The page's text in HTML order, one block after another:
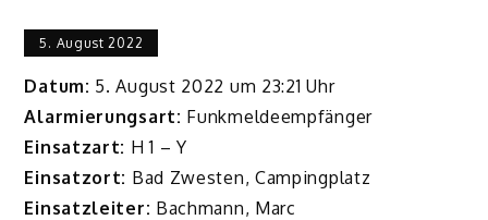
5. August 2022
Datum: 5. August 2022 um 23:21 Uhr
Alarmierungsart: Funkmeldeempfänger
Einsatzart: H 1 – Y
Einsatzort: Bad Zwesten, Campingplatz
Einsatzleiter: Bachmann, Marc